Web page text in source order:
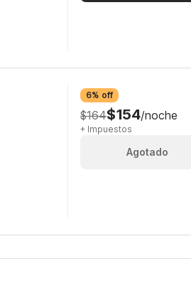
6% off
$164$154/noche
+ Impuestos
Agotado